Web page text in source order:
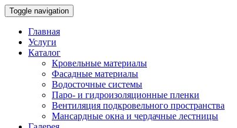
Toggle navigation
Главная
Услуги
Каталог
Кровельные материалы
Фасадные материалы
Водосточные системы
Паро- и гидроизоляционные пленки
Вентиляция подкровельного пространства
Мансардные окна и чердачные лестницы